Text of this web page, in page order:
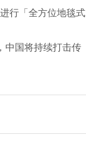
行「全方位地毯式
中国将持续打击传